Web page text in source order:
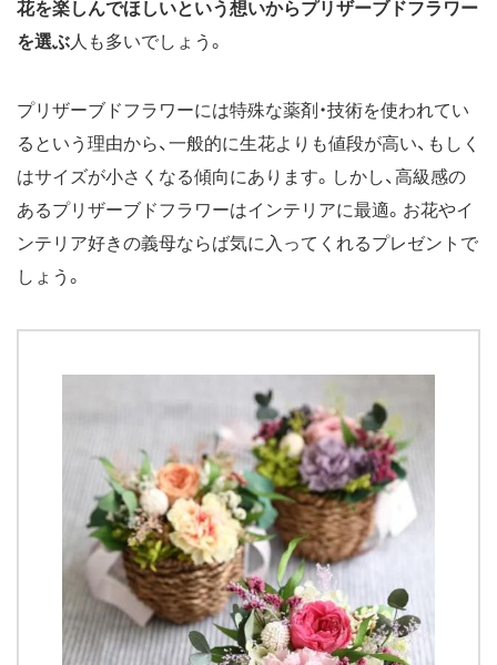
花を楽しんでほしいという想いからプリザーブドフラワー
を選ぶ人も多いでしょう。
プリザーブドフラワーには特殊な薬剤・技術を使われてい
るという理由から、一般的に生花よりも値段が高い、もしく
はサイズが小さくなる傾向にあります。しかし、高級感の
あるプリザーブドフラワーはインテリアに最適。お花やイ
ンテリア好きの義母ならば気に入ってくれるプレゼントで
しょう。